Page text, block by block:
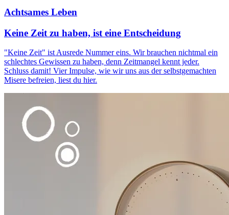
Achtsames Leben
Keine Zeit zu haben, ist eine Entscheidung
"Keine Zeit" ist Ausrede Nummer eins. Wir brauchen nichtmal ein
schlechtes Gewissen zu haben, denn Zeitmangel kennt jeder.
Schluss damit! Vier Impulse, wie wir uns aus der selbstgemachten
Misere befreien, liest du hier.